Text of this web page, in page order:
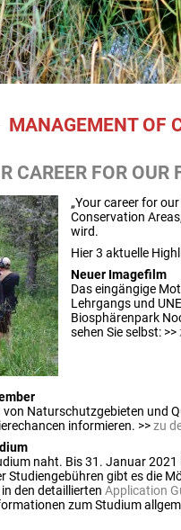
MANAGEMENT OF
CAREER FOR OUR
„Your career for
Conservation
wird.
Hier 3 aktuelle
Neuer Imagefilm
Das eingängige
Lehrgangs und
Biosphärenpark
sehen Sie selbst: >>
Naturschutzgebieten und
informieren. >>zu
naht. Bis 31. Januar
Studiengebühren gibt es die
den detaillierten Application
zum Studium